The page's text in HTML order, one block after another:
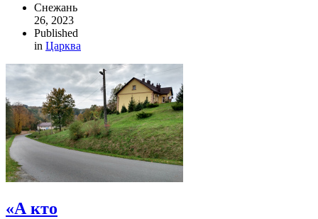
Снежань
26, 2023
Published
in Царква
«А кто